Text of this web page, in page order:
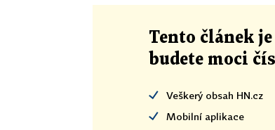
Tento článek je
budete moci
Veškerý obsah HN.cz
Mobilní aplikace